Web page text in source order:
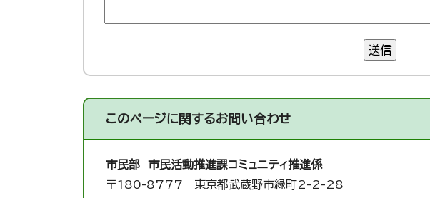
送信
このページに関するお問い合わせ
市民部 市民活動推進課コミュニティ推進係
〒180-8777 東京都武蔵野市緑町2-2-28